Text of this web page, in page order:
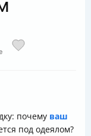
почему ваш
под одеялом?